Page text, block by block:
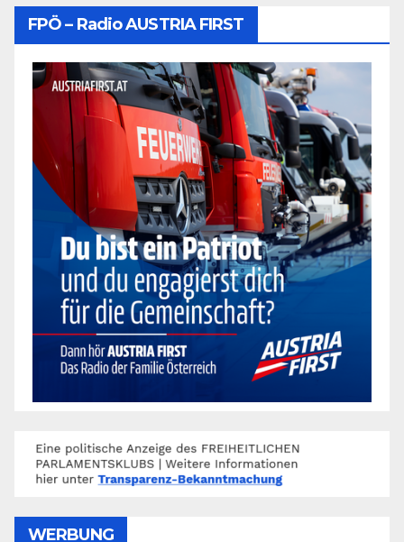
FPÖ – Radio AUSTRIA FIRST
WERBUNG